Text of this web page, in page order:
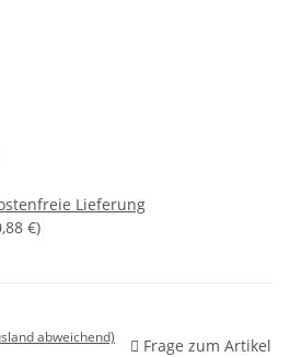
Lieferung
€)
abweichend) Frage zum Artikel